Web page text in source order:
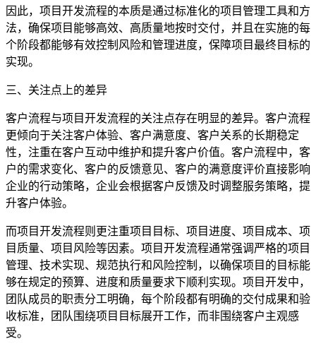
因此，项目开发流程的本质是通过标准化的项目管理工具和方
法，确保项目能够高效、高质量地按时交付，并且在实施的每
个阶段都能够有效控制风险和管理进度，保障项目最终目标的
实现。
三、关注点上的差异
客户流程与项目开发流程的关注点存在明显的差异。客户流程
更倾向于关注客户体验、客户满意度、客户关系的长期稳定
性，注重在客户互动中维护和提升客户价值。客户流程中，客
户的需求变化、客户的反馈意见、客户的满意度评价直接影响
企业的行动策略，企业会根据客户反馈及时调整服务策略，提
升客户体验。
而项目开发流程则更注重项目目标、项目进度、项目成本、项
目质量、项目风险等因素。项目开发流程通常强调严格的项目
管理、技术实现、规范执行和风险控制，以确保项目的目标能
够在规定的预算、进度和质量要求下顺利实现。项目开发中，
团队成员的职责分工明确，每个阶段都有明确的交付成果和验
收标准，团队围绕项目目标展开工作，而非围绕客户主观感
受。